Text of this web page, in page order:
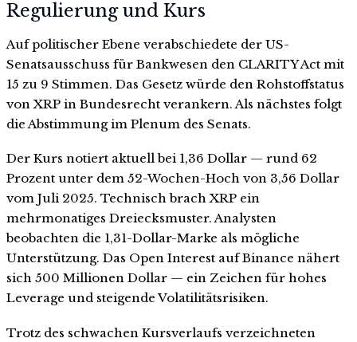
Regulierung und Kurs
Auf politischer Ebene verabschiedete der US-
Senatsausschuss für Bankwesen den CLARITY Act mit
15 zu 9 Stimmen. Das Gesetz würde den Rohstoffstatus
von XRP in Bundesrecht verankern. Als nächstes folgt
die Abstimmung im Plenum des Senats.
Der Kurs notiert aktuell bei 1,36 Dollar — rund 62
Prozent unter dem 52-Wochen-Hoch von 3,56 Dollar
vom Juli 2025. Technisch brach XRP ein
mehrmonatiges Dreiecksmuster. Analysten
beobachten die 1,31-Dollar-Marke als mögliche
Unterstützung. Das Open Interest auf Binance nähert
sich 500 Millionen Dollar — ein Zeichen für hohes
Leverage und steigende Volatilitätsrisiken.
Trotz des schwachen Kursverlaufs verzeichneten